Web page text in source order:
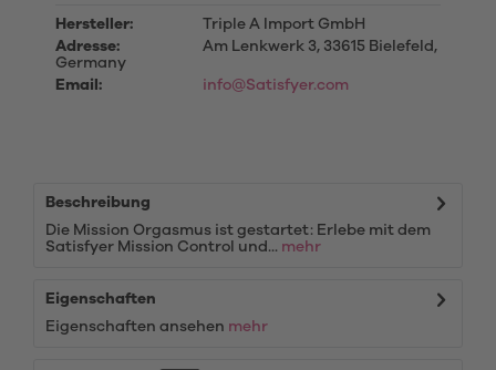
Hersteller:
Triple A Import GmbH
Adresse:
Am Lenkwerk 3, 33615 Bielefeld,
Germany
Email:
info@Satisfyer.com
Beschreibung
Die Mission Orgasmus ist gestartet: Erlebe mit dem
Satisfyer Mission Control und... mehr
Eigenschaften
Eigenschaften ansehen mehr